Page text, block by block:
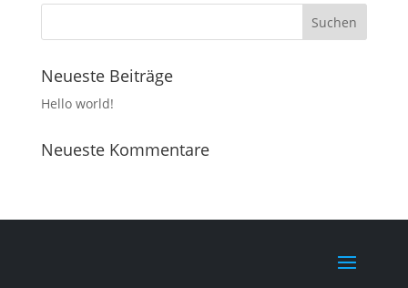
Neueste Beiträge
Hello world!
Neueste Kommentare